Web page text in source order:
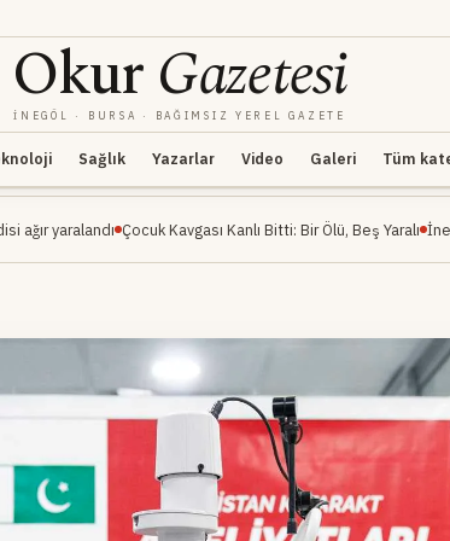
OkurGazetesi
İNEGÖL · BURSA · BAĞIMSIZ YEREL GAZETE
Sağlık Yazarlar Video Galeri Tüm
Çocuk Kavgası Kanlı Bitti: Bir Ölü, Beş Yaralı İnegöl Millet